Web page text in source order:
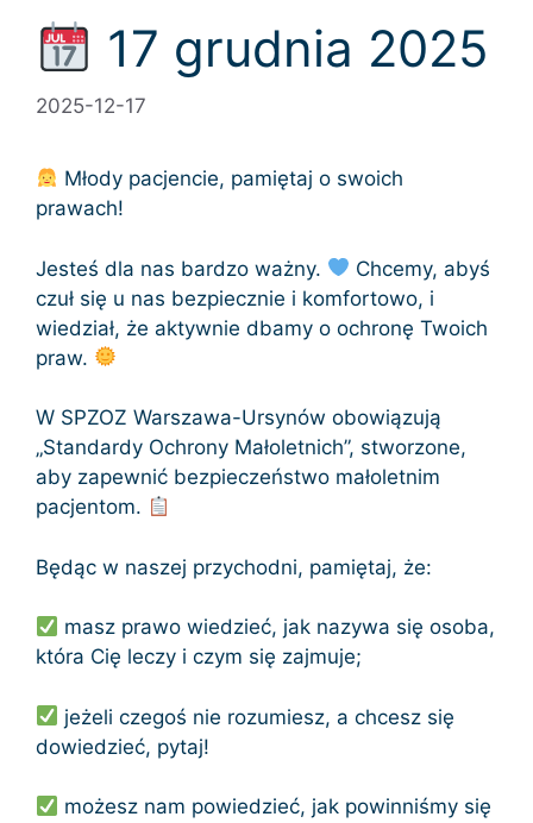
17 grudnia 2025
2025-12-17
Młody pacjencie, pamiętaj o swoich
prawach!
Jesteś dla nas bardzo ważny.
Chcemy, abyś
czuł się u nas bezpiecznie i komfortowo, i
wiedział, że aktywnie dbamy o ochronę Twoich
praw.
W SPZOZ Warszawa-Ursynów obowiązują
„Standardy Ochrony Małoletnich”, stworzone,
aby zapewnić bezpieczeństwo małoletnim
pacjentom.
Będąc w naszej przychodni, pamiętaj, że:
masz prawo wiedzieć, jak nazywa się osoba,
która Cię leczy i czym się zajmuje;
jeżeli czegoś nie rozumiesz, a chcesz się
dowiedzieć, pytaj!
możesz nam powiedzieć, jak powinniśmy się